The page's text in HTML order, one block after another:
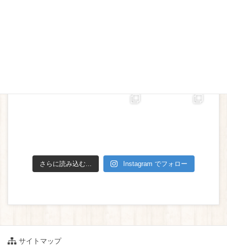
さらに読み込む... Instagram でフォロー
サイトマップ